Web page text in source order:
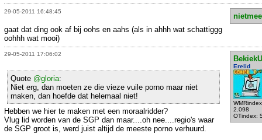
29-05-2011 16:48:45
gaat dat ding ook af bij oohs en aahs (als in ahhh wat schattiggg
oohhh wat mooi)
29-05-2011 17:06:02
Erelid
2.098
OTindex:
Quote @gloria:
Niet erg, dan moeten ze die vieze vuile porno maar niet
maken, dan hoefde dat helemaal niet!
Hebben we hier te maken met een moraalridder?
Vlug lid worden van de SGP dan maar....oh nee....regio's waar
de SGP groot is, werd juist altijd de meeste porno verhuurd.